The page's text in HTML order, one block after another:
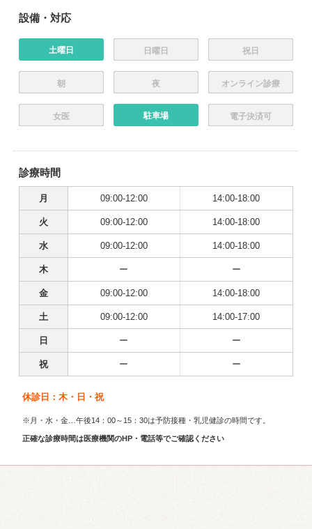
設備・対応
土曜日 日曜日 祝日
朝 夜 オンライン診療
女医 駐車場 電子決済可
診療時間
月 09:00-12:00 14:00-18:00
火 09:00-12:00 14:00-18:00
水 09:00-12:00 14:00-18:00
木 ー ー
金 09:00-12:00 14:00-18:00
土 09:00-12:00 14:00-17:00
日 ー ー
祝 ー ー
休診日：木・日・祝
※月・水・金…午後14：00～15：30は予防接種・乳児健診の時間です。
正確な診療時間は医療機関のHP・電話等でご確認ください